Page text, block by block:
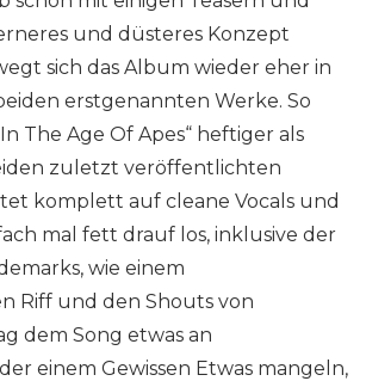
und düsteres Konzept
sich das Album wieder eher in
erstgenannten Werke. So
The Age Of Apes“ heftiger als
zuletzt veröffentlichten
komplett auf cleane Vocals und
mal fett drauf los, inklusive der
wie einem
Riff und den Shouts von
dem Song etwas an
einem Gewissen Etwas mangeln,